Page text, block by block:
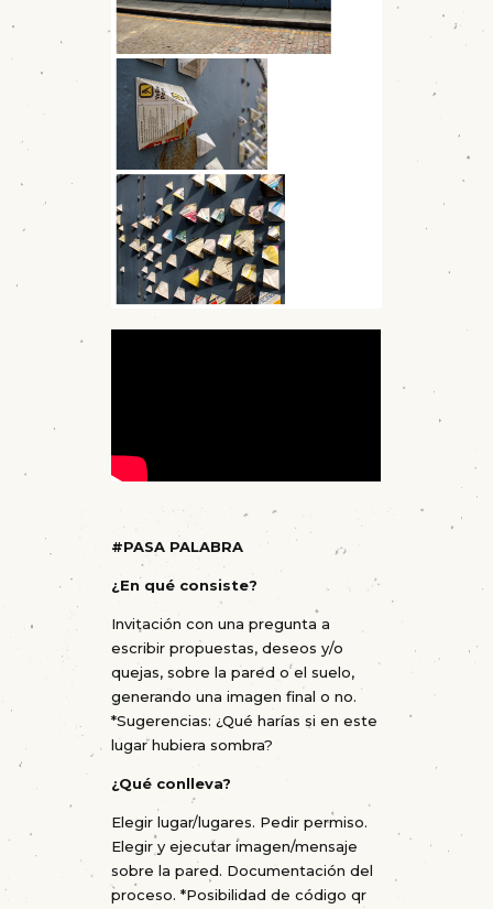
#PASA PALABRA
¿En qué consiste?
Invitación con una pregunta a
escribir propuestas, deseos y/o
quejas, sobre la pared o el suelo,
generando una imagen final o no.
*Sugerencias: ¿Qué harías si en este
lugar hubiera sombra?
¿Qué conlleva?
Elegir lugar/lugares. Pedir permiso.
Elegir y ejecutar imagen/mensaje
sobre la pared. Documentación del
proceso. *Posibilidad de código qr